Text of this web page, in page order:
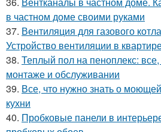
в частном доме своими руками
37. Вентиляция для газового
Устройство вентиляции в
38. Теплый пол на пеноплекс:
монтаже и обслуживании
39. Все, что нужно знать о
кухни
40. Пробковые панели в